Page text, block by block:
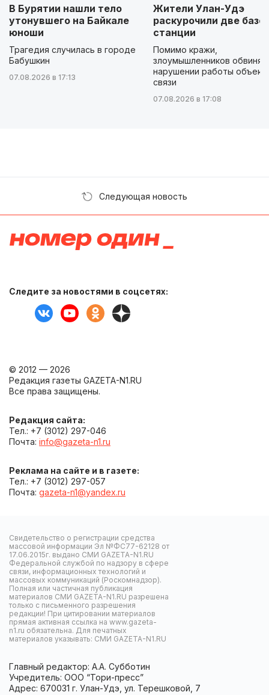
В Бурятии нашли тело
утонувшего на Байкале
юноши
Трагедия случилась в городе
Бабушкин
07.08.2026 в 17:13
Жители Улан-Удэ
раскурочили две
станции
Помимо кражи,
злоумышленников
нарушении работы
связи
07.08.2026 в 17:08
Следующая новость
Следите за новостями в соцсетях:
© 2012 — 2026
Редакция газеты GAZETA-N1.RU
Все права защищены.
Редакция сайта:
Тел.: +7 (3012) 297-046
Почта: info@gazeta-n1.ru
Реклама на сайте и в газете:
Тел.: +7 (3012) 297-057
Почта: gazeta-n1@yandex.ru
Свидетельство о регистрации средства
массовой информации Эл №ФС77-62128 от
17.06.2015г. выдано СМИ GAZETA-N1.RU
Федеральной службой по надзору в сфере
связи, информационных технологий и
массовых коммуникаций (Роскомнадзор).
Полная или частичная публикация
материалов СМИ GAZETA-N1.RU разрешена
только с письменного разрешения
редакции! При цитировании материалов
прямая активная ссылка на www.gazeta-
n1.ru обязательна. Для печатных
материалов указывать: СМИ GAZETA-N1.RU
Главный редактор: А.А. Субботин
Учредитель: ООО “Тори-пресс”
Адрес: 670031 г. Улан-Удэ, ул. Терешковой, 7